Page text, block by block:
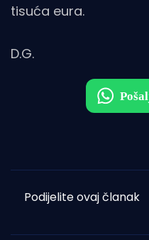
tisuća eura.
D.G.
Podijelite ovaj članak